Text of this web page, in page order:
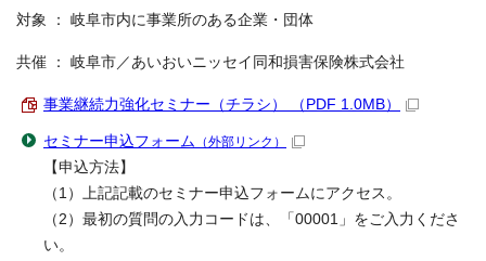
対象 ： 岐阜市内に事業所のある企業・団体
共催 ： 岐阜市／あいおいニッセイ同和損害保険株式会社
事業継続力強化セミナー（チラシ） （PDF 1.0MB）
セミナー申込フォーム （外部リンク）
【申込方法】
（1）上記記載のセミナー申込フォームにアクセス。
（2）最初の質問の入力コードは、「00001」をご入力くださ
い。